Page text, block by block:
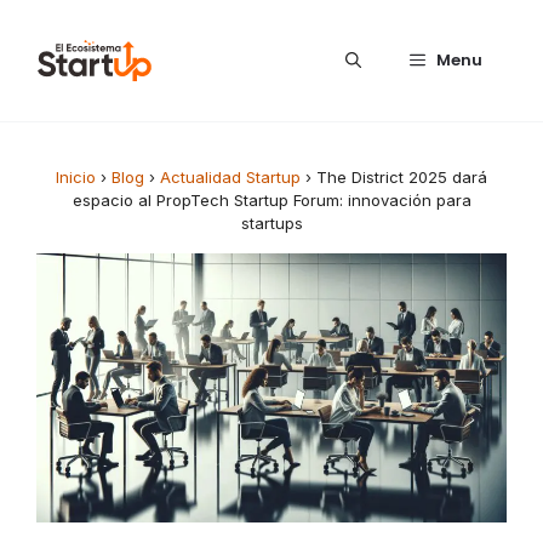
Menu
Inicio › Blog › Actualidad Startup › The District 2025 dará
espacio al PropTech Startup Forum: innovación para
startups